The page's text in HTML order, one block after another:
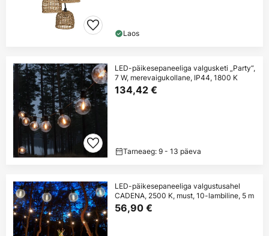
Laos
LED-päikesepaneeliga valgusketi „Party“,
7 W, merevaigukollane, IP44, 1800 K
134,42 €
Tarneaeg: 9 - 13 päeva
LED-päikesepaneeliga valgustusahel
CADENA, 2500 K, must, 10-lambiline, 5 m
56,90 €